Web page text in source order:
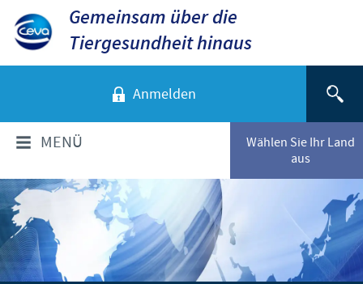
Gemeinsam über die
Tiergesundheit hinaus
Anmelden
Wählen Sie Ihr Land
aus
MENÜ
ÜBER CEVA
Das sind wir
Unsere Werte
TIERARTEN